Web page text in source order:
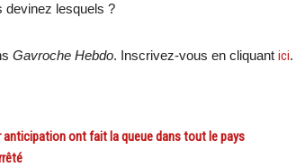
devinez lesquels ?
Gavroche Hebdo. Inscrivez-vous en cliquant ici.
anticipation ont fait la queue dans tout le pays